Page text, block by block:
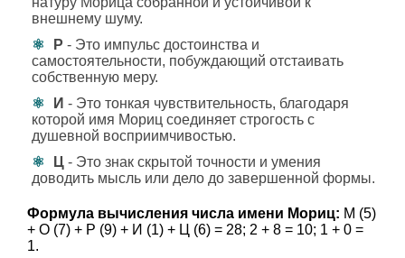
внешнему шуму.
Р - Это импульс достоинства и
самостоятельности, побуждающий отстаивать
собственную меру.
И - Это тонкая чувствительность, благодаря
которой имя Мориц соединяет строгость с
душевной восприимчивостью.
Ц - Это знак скрытой точности и умения
доводить мысль или дело до завершенной формы.
Формула вычисления числа имени Мориц: М (5)
+ О (7) + Р (9) + И (1) + Ц (6) = 28; 2 + 8 = 10; 1 + 0 =
1.